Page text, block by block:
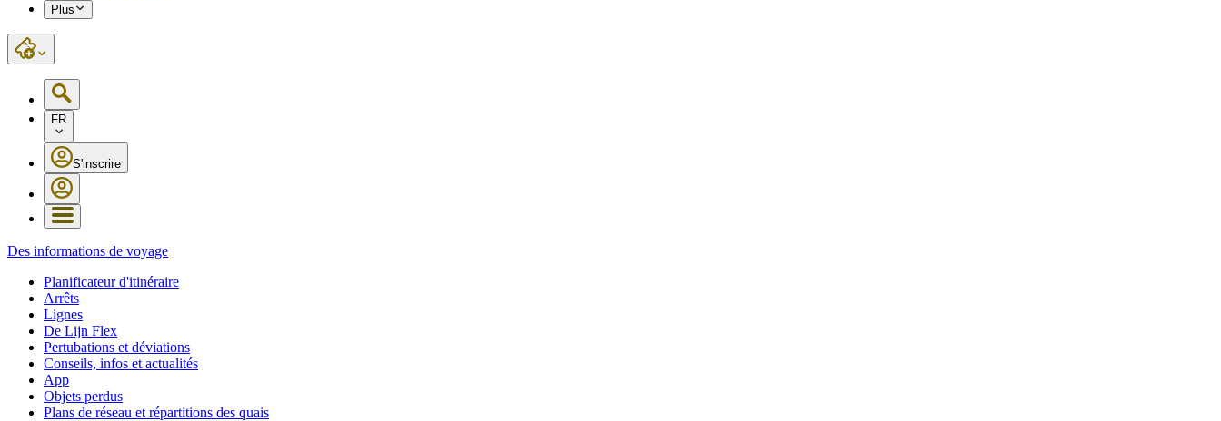
Plus
FR
S'inscrire
Des informations de voyage
Planificateur d'itinéraire
Arrêts
Lignes
De Lijn Flex
Pertubations et déviations
Conseils, infos et actualités
App
Objets perdus
Plans de réseau et répartitions des quais